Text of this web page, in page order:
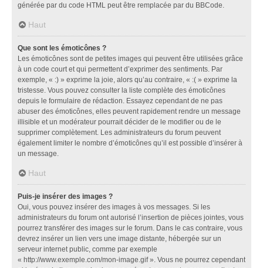
générée par du code HTML peut être remplacée par du BBCode.
Haut
Que sont les émoticônes ?
Les émoticônes sont de petites images qui peuvent être utilisées grâce
à un code court et qui permettent d’exprimer des sentiments. Par
exemple, « :) » exprime la joie, alors qu’au contraire, « :( » exprime la
tristesse. Vous pouvez consulter la liste complète des émoticônes
depuis le formulaire de rédaction. Essayez cependant de ne pas
abuser des émoticônes, elles peuvent rapidement rendre un message
illisible et un modérateur pourrait décider de le modifier ou de le
supprimer complètement. Les administrateurs du forum peuvent
également limiter le nombre d’émoticônes qu’il est possible d’insérer à
un message.
Haut
Puis-je insérer des images ?
Oui, vous pouvez insérer des images à vos messages. Si les
administrateurs du forum ont autorisé l’insertion de pièces jointes, vous
pourrez transférer des images sur le forum. Dans le cas contraire, vous
devrez insérer un lien vers une image distante, hébergée sur un
serveur internet public, comme par exemple
« http://www.exemple.com/mon-image.gif ». Vous ne pourrez cependant